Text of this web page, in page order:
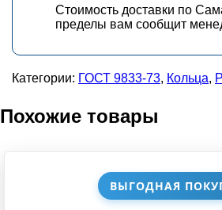
ВЫГОДНАЯ
Стоимость доставки по
пределы вам сообщит
Категории: ГОСТ 9833-73, Кольца,
Похожие товары